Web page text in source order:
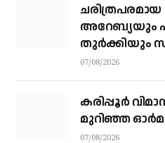
ചരിത്രപരമായ
അറേബ്യയും
തുർക്കിയും
കരാറിൽ
07/08/2026
കരിപ്പൂര്‍
മുറിഞ്ഞ
07/08/2026